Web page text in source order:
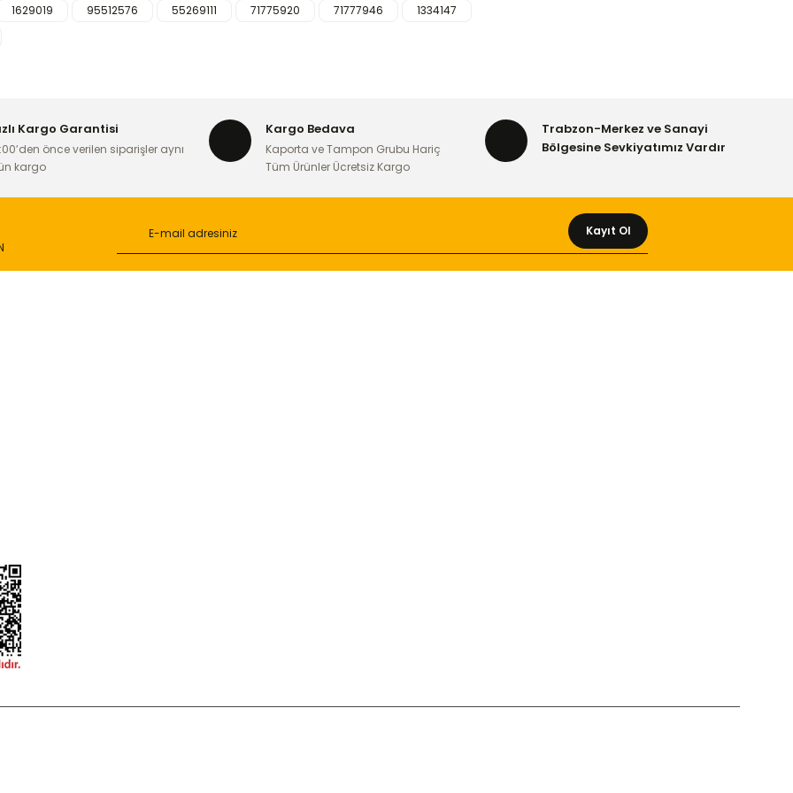
konularda yetersiz gördüğünüz noktaları öneri formunu kullanarak tarafımıza iletebilirsiniz.
1629019 95512576 55269111 71775920 71777946
1334147
Kargo Garantisi
önce verilen siparişler aynı
kargo
Kargo Bedava
Kaporta ve Tampon Grubu Hariç
Tüm Ürünler Ücretsiz Kargo
Trabzon-Merkez ve Sanayi
Bölgesine Sevkiyatımız Vardır
Kayıt Ol